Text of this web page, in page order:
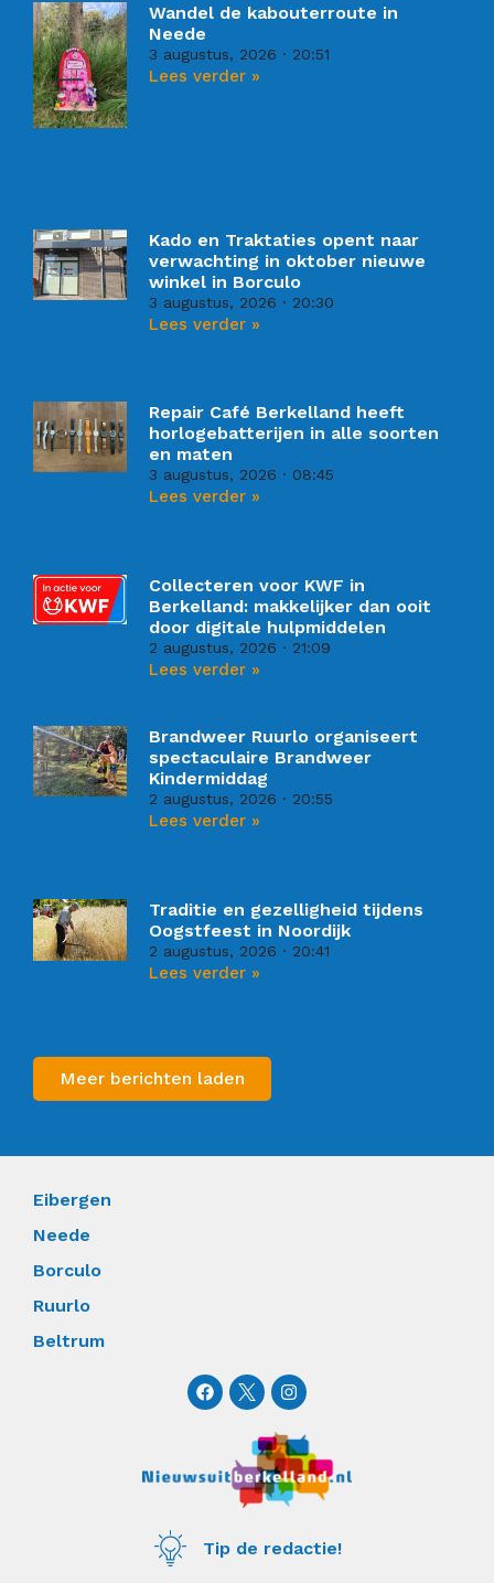
Wandel de kabouterroute in
Neede
3 augustus, 2026 20:51
Lees verder »
Kado en Traktaties opent naar
verwachting in oktober nieuwe
winkel in Borculo
3 augustus, 2026 20:30
Lees verder »
Repair Café Berkelland heeft
horlogebatterijen in alle soorten
en maten
3 augustus, 2026 08:45
Lees verder »
Collecteren voor KWF in
Berkelland: makkelijker dan ooit
door digitale hulpmiddelen
2 augustus, 2026 21:09
Lees verder »
Brandweer Ruurlo organiseert
spectaculaire Brandweer
Kindermiddag
2 augustus, 2026 20:55
Lees verder »
Traditie en gezelligheid tijdens
Oogstfeest in Noordijk
2 augustus, 2026 20:41
Lees verder »
Meer berichten laden
Eibergen
Neede
Borculo
Ruurlo
Beltrum
F
a
c
o
o
I
n
s
t
a
g
r
a
Tip de redactie!